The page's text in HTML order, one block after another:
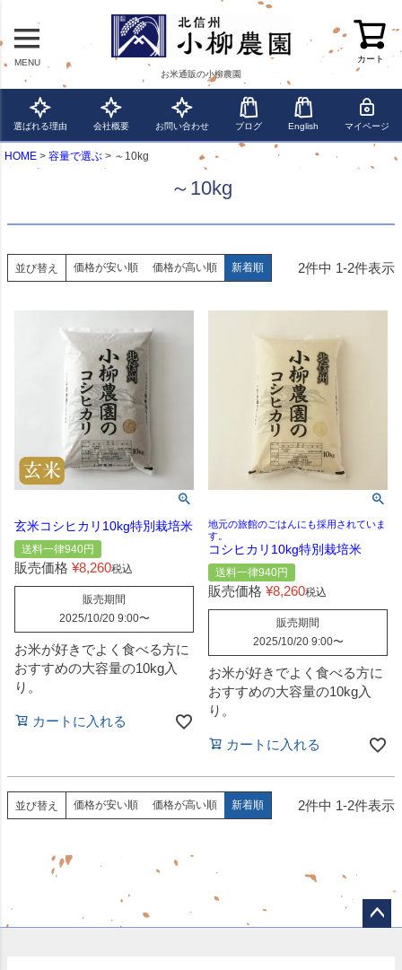
MENU
お米通販の小柳農園
カート
選ばれる理由 会社概要 お問い合わせ ブログ English マイページ
HOME 容量で選ぶ ～10kg
～10kg
並び替え 価格が安い順 価格が高い順 新着順 2件中 1-2件表示
玄米コシヒカリ10kg特別栽培米
送料一律940円
販売価格 ¥8,260税込
販売期間
2025/10/20 9:00〜
お米が好きでよく食べる方に
おすすめの大容量の10kg入
り。
カートに入れる
地元の旅館のごはんにも採用されていま
す。
コシヒカリ10kg特別栽培米
送料一律940円
販売価格 ¥8,260税込
販売期間
2025/10/20 9:00〜
お米が好きでよく食べる方に
おすすめの大容量の10kg入
り。
カートに入れる
並び替え 価格が安い順 価格が高い順 新着順 2件中 1-2件表示